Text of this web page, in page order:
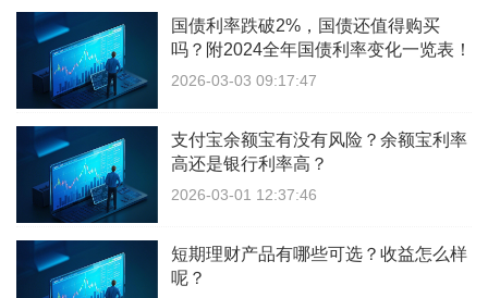
国债利率跌破2%，国债还值得购买
吗？附2024全年国债利率变化一览表！
2026-03-03 09:17:47
支付宝余额宝有没有风险？余额宝利率
高还是银行利率高？
2026-03-01 12:37:46
短期理财产品有哪些可选？收益怎么样
呢？